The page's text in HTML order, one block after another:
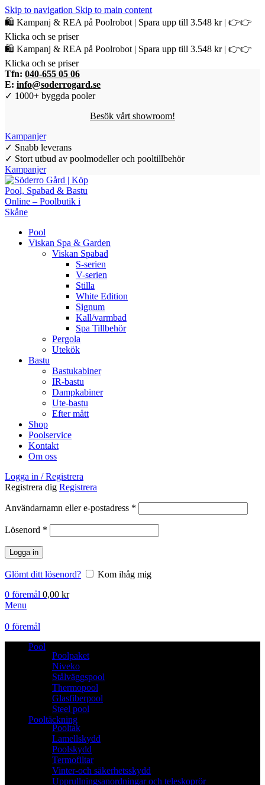
Skip to navigation Skip to main content
🛍️ Kampanj & REA på Poolrobot | Spara upp till 3.548 kr | 👉👉
Klicka och se priser
🛍️ Kampanj & REA på Poolrobot | Spara upp till 3.548 kr | 👉👉
Klicka och se priser
Tfn: 040-655 05 06
E: info@soderrogard.se
✓ 1000+ byggda pooler
Besök vårt showroom!
Kampanjer
✓ Snabb leverans
✓ Stort utbud av poolmodeller och pooltillbehör
Kampanjer
Pool
Viskan Spa & Garden
Viskan Spabad
S-serien
V-serien
Stilla
White Edition
Signum
Kall/varmbad
Spa Tillbehör
Pergola
Utekök
Bastu
Bastukabiner
IR-bastu
Dampkabiner
Ute-bastu
Efter mått
Shop
Poolservice
Kontakt
Om oss
Logga in / Registrera
Registrera dig Registrera
Användarnamn eller e-postadress *
Lösenord *
Logga in
Glömt ditt lösenord?
Kom ihåg mig
0 föremål 0,00 kr
Menu
0 föremål
Pool
Poolpaket
Niveko
Stålväggspool
Thermopool
Glasfiberpool
Steel pool
Pooltäckning
Pooltak
Lamellskydd
Poolskydd
Termofiltar
Vinter-och säkerhetsskydd
Upprullningsanordningar och teleskoprör